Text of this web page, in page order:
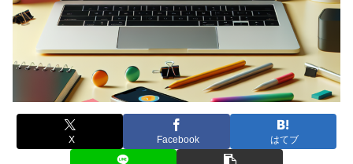
X Facebook はてブ